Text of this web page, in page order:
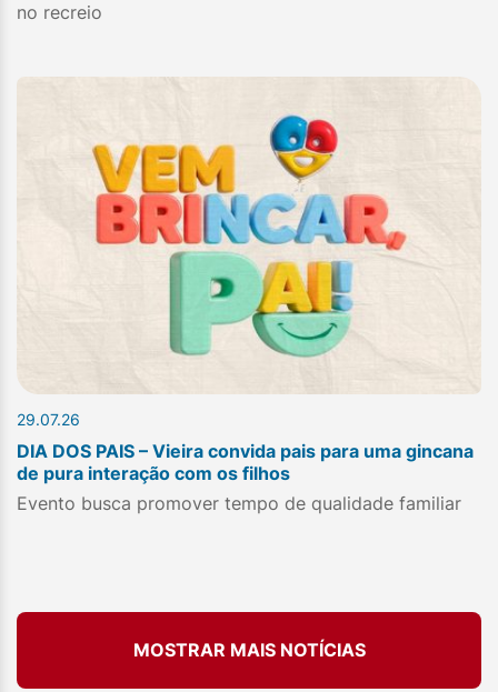
no recreio
29.07.26
DIA DOS PAIS – Vieira convida pais para uma gincana
de pura interação com os filhos
Evento busca promover tempo de qualidade familiar
MOSTRAR MAIS NOTÍCIAS